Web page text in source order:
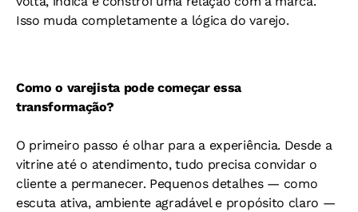
Isso muda completamente a lógica do varejo.
Como o varejista pode começar essa
transformação?
O primeiro passo é olhar para a experiência. Desde a
vitrine até o atendimento, tudo precisa convidar o
cliente a permanecer. Pequenos detalhes — como
escuta ativa, ambiente agradável e propósito claro —